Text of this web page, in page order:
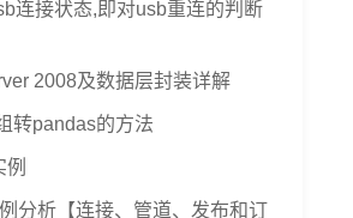
连接状态,即对usb重连的判断
2008及数据层封装详解
转pandas的方法
分析【连接、管道、发布和订